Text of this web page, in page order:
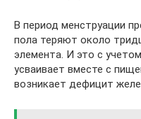
В период менструации
пола теряют около
элемента. И это с
усваивает вместе с
возникает дефицит